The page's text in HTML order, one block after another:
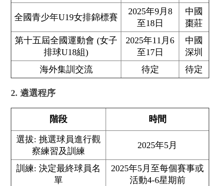
全國青少年U19女排錦標賽
2025年9月8
至18日
中國
棗莊
第十五屆全國運動會 (女子
排球U18組)
2025年11月6
至17日
中國
深圳
海外集訓交流
待定 待定
2. 遴選程序
階段 時間
選拔: 挑選球員進行觀
察練習及訓練
2025年5月
訓練: 決定最終球員名
單
2025年5月至每個賽事或
活動4-6星期前